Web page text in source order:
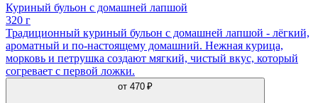
Куриный бульон с домашней лапшой
320 г
Традиционный куриный бульон с домашней лапшой - лёгкий,
ароматный и по-настоящему домашний. Нежная курица,
морковь и петрушка создают мягкий, чистый вкус, который
согревает с первой ложки.
от 470 ₽